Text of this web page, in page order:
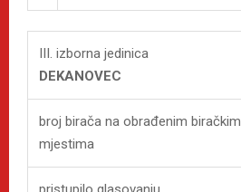
III. izborna jedinica
DEKANOVEC
broj birača na obrađenim biračkim
mjestima